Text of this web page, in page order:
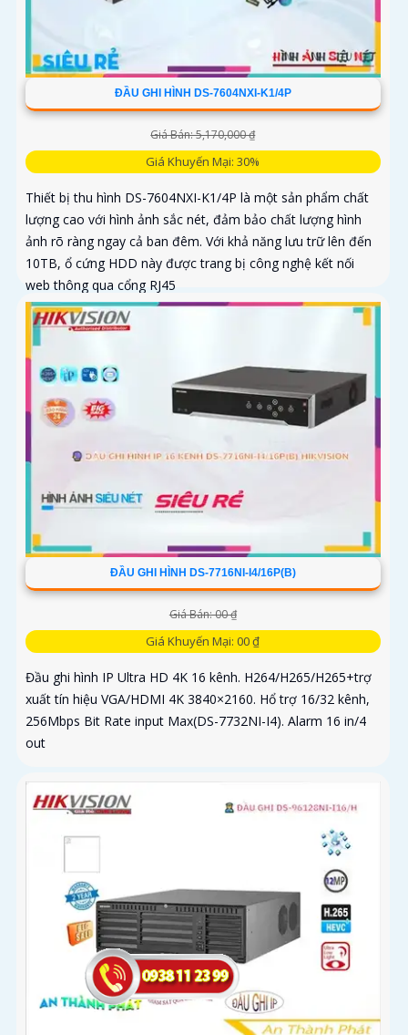
ĐẦU GHI HÌNH DS-7604NXI-K1/4P
Giá Bán: 5,170,000 ₫
Giá Khuyến Mại: 30%
Thiết bị thu hình DS-7604NXI-K1/4P là một sản phẩm chất
lượng cao với hình ảnh sắc nét, đảm bảo chất lượng hình
ảnh rõ ràng ngay cả ban đêm. Với khả năng lưu trữ lên đến
10TB, ổ cứng HDD này được trang bị công nghệ kết nối
web thông qua cổng RJ45
ĐẦU GHI HÌNH DS-7716NI-I4/16P(B)
Giá Bán: 00 ₫
Giá Khuyến Mại: 00 ₫
Đầu ghi hình IP Ultra HD 4K 16 kênh. H264/H265/H265+trợ
xuất tín hiệu VGA/HDMI 4K 3840×2160. Hổ trợ 16/32 kênh,
256Mbps Bit Rate input Max(DS-7732NI-I4). Alarm 16 in/4
out